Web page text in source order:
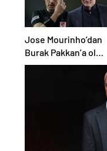
Jose Mourinho’dan
Burak Pakkan’a olay
VAR tepkisi!